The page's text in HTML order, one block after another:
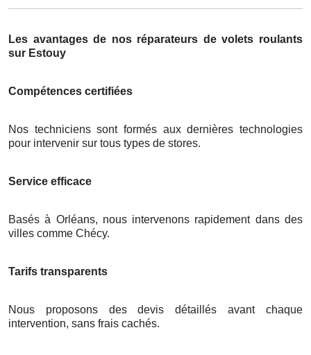
Les avantages de nos réparateurs de volets roulants
sur Estouy
Compétences certifiées
Nos techniciens sont formés aux dernières technologies
pour intervenir sur tous types de stores.
Service efficace
Basés à Orléans, nous intervenons rapidement dans des
villes comme Chécy.
Tarifs transparents
Nous proposons des devis détaillés avant chaque
intervention, sans frais cachés.